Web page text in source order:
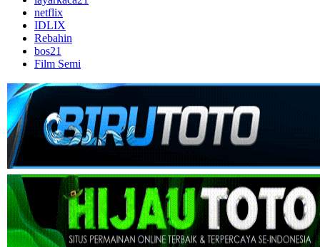
netflix
IDLIX
Rebahin
bos21
Film Semi